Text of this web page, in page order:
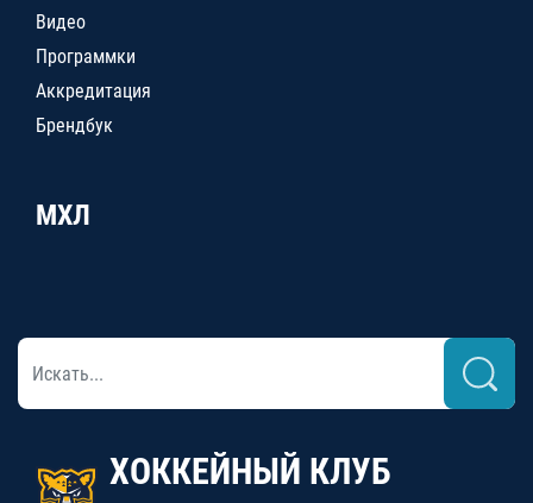
Видео
Программки
Аккредитация
Брендбук
МХЛ
ХОККЕЙНЫЙ КЛУБ